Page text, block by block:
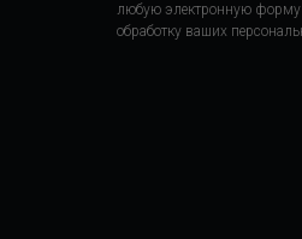
любую электронную форму
обработку ваших